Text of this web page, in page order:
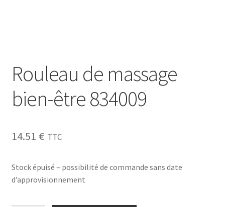
Rouleau de massage
bien-être 834009
14.51 € TTC
Stock épuisé – possibilité de commande sans date
d’approvisionnement